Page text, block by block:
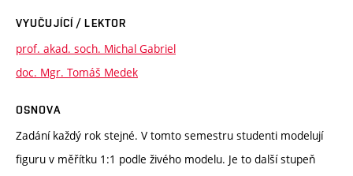
VYUČUJÍCÍ / LEKTOR
prof. akad. soch. Michal Gabriel
doc. Mgr. Tomáš Medek
OSNOVA
Zadání každý rok stejné. V tomto semestru studenti modelují
figuru v měřítku 1:1 podle živého modelu. Je to další stupeň